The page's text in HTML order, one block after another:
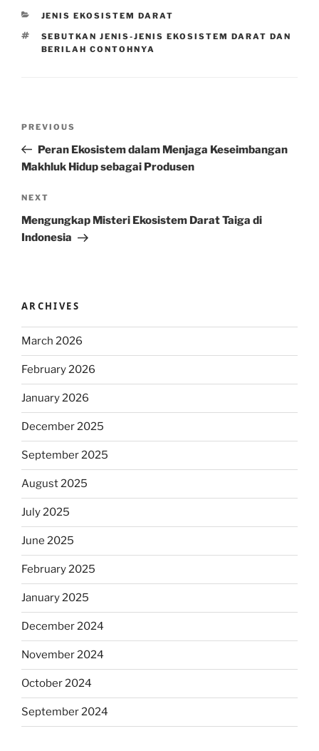
CATEGORIES
JENIS EKOSISTEM DARAT
TAGS
SEBUTKAN JENIS-JENIS EKOSISTEM DARAT DAN
BERILAH CONTOHNYA
Previous
Post
PREVIOUS
Peran Ekosistem dalam Menjaga Keseimbangan
Makhluk Hidup sebagai Produsen
Next
Post
NEXT
Mengungkap Misteri Ekosistem Darat Taiga di
Indonesia
ARCHIVES
March 2026
February 2026
January 2026
December 2025
September 2025
August 2025
July 2025
June 2025
February 2025
January 2025
December 2024
November 2024
October 2024
September 2024